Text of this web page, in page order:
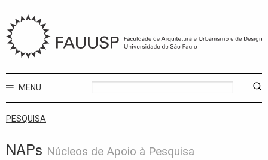
MENU
PESQUISA
NAPs Núcleos de Apoio à Pesquisa